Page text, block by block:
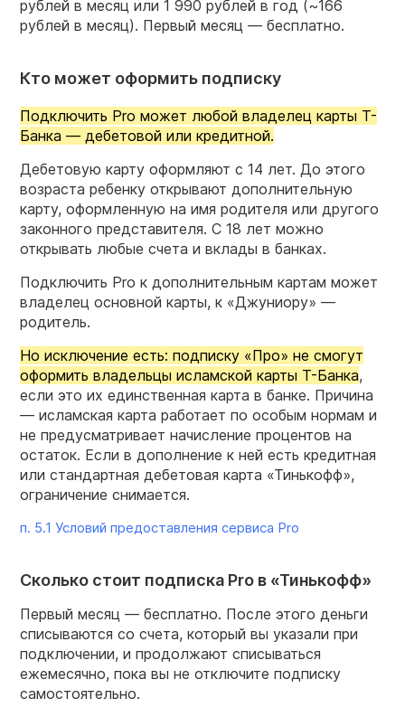
рублей в месяц или 1 990 рублей в год (~166
рублей в месяц). Первый месяц — бесплатно.
Кто может оформить подписку
Подключить Pro может любой владелец карты Т-
Банка — дебетовой или кредитной.
Дебетовую карту оформляют с 14 лет. До этого
возраста ребенку открывают дополнительную
карту, оформленную на имя родителя или другого
законного представителя. С 18 лет можно
открывать любые счета и вклады в банках.
Подключить Pro к дополнительным картам может
владелец основной карты, к «Джуниору» —
родитель.
Но исключение есть: подписку «Про» не смогут
оформить владельцы исламской карты Т-Банка,
если это их единственная карта в банке. Причина
— исламская карта работает по особым нормам и
не предусматривает начисление процентов на
остаток. Если в дополнение к ней есть кредитная
или стандартная дебетовая карта «Тинькофф»,
ограничение снимается.
п. 5.1 Условий предоставления сервиса Pro
Сколько стоит подписка Pro в «Тинькофф»
Первый месяц — бесплатно. После этого деньги
списываются со счета, который вы указали при
подключении, и продолжают списываться
ежемесячно, пока вы не отключите подписку
самостоятельно.